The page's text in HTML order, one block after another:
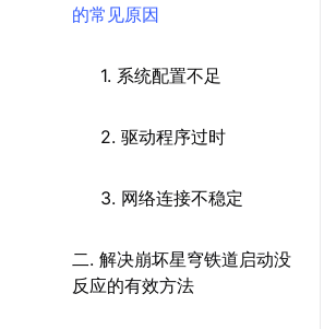
的常见原因
1. 系统配置不足
2. 驱动程序过时
3. 网络连接不稳定
二. 解决崩坏星穹铁道启动没
反应的有效方法